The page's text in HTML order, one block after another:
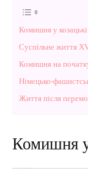
Комишня у
Суспільне життя
Комишня на
Німецько-
Життя після
Комишня у